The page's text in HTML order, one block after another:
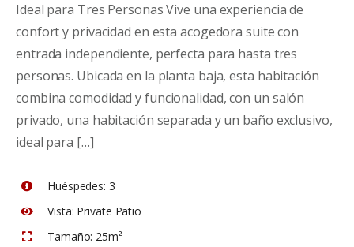
Ideal para Tres Personas Vive una experiencia de
confort y privacidad en esta acogedora suite con
entrada independiente, perfecta para hasta tres
personas. Ubicada en la planta baja, esta habitación
combina comodidad y funcionalidad, con un salón
privado, una habitación separada y un baño exclusivo,
ideal para […]
Huéspedes: 3
Vista: Private Patio
Tamaño: 25m²